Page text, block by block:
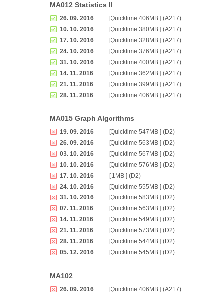
MA012 Statistics II
26. 09. 2016
[Quicktime 406MB ] (A217)
10. 10. 2016
[Quicktime 380MB ] (A217)
17. 10. 2016
[Quicktime 328MB ] (A217)
24. 10. 2016
[Quicktime 376MB ] (A217)
31. 10. 2016
[Quicktime 400MB ] (A217)
14. 11. 2016
[Quicktime 362MB ] (A217)
21. 11. 2016
[Quicktime 399MB ] (A217)
28. 11. 2016
[Quicktime 406MB ] (A217)
MA015 Graph Algorithms
19. 09. 2016
[Quicktime 547MB ] (D2)
26. 09. 2016
[Quicktime 563MB ] (D2)
03. 10. 2016
[Quicktime 567MB ] (D2)
10. 10. 2016
[Quicktime 576MB ] (D2)
17. 10. 2016
[ 1MB ] (D2)
24. 10. 2016
[Quicktime 555MB ] (D2)
31. 10. 2016
[Quicktime 583MB ] (D2)
07. 11. 2016
[Quicktime 563MB ] (D2)
14. 11. 2016
[Quicktime 549MB ] (D2)
21. 11. 2016
[Quicktime 573MB ] (D2)
28. 11. 2016
[Quicktime 544MB ] (D2)
05. 12. 2016
[Quicktime 545MB ] (D2)
MA102
26. 09. 2016 [Quicktime 406MB ] (A217)